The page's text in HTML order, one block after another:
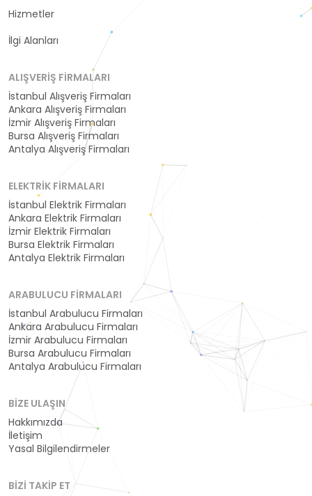
Hizmetler
İlgi Alanları
ALIŞVERIŞ FIRMALARI
İstanbul Alışveriş Firmaları
Ankara Alışveriş Firmaları
İzmir Alışveriş Firmaları
Bursa Alışveriş Firmaları
Antalya Alışveriş Firmaları
ELEKTRIK FIRMALARI
İstanbul Elektrik Firmaları
Ankara Elektrik Firmaları
İzmir Elektrik Firmaları
Bursa Elektrik Firmaları
Antalya Elektrik Firmaları
ARABULUCU FIRMALARI
İstanbul Arabulucu Firmaları
Ankara Arabulucu Firmaları
İzmir Arabulucu Firmaları
Bursa Arabulucu Firmaları
Antalya Arabulucu Firmaları
BIZE ULAŞIN
Hakkımızda
İletişim
Yasal Bilgilendirmeler
BIZI TAKIP ET